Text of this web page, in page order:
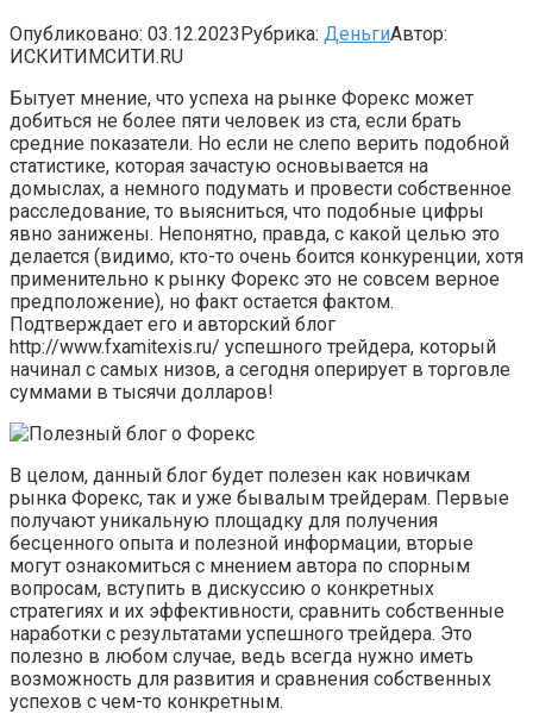
Опубликовано: 03.12.2023Рубрика: ДеньгиАвтор:
ИСКИТИМСИТИ.RU
Бытует мнение, что успеха на рынке Форекс может
добиться не более пяти человек из ста, если брать
средние показатели. Но если не слепо верить подобной
статистике, которая зачастую основывается на
домыслах, а немного подумать и провести собственное
расследование, то выясниться, что подобные цифры
явно занижены. Непонятно, правда, с какой целью это
делается (видимо, кто-то очень боится конкуренции, хотя
применительно к рынку Форекс это не совсем верное
предположение), но факт остается фактом.
Подтверждает его и авторский блог
http://www.fxamitexis.ru/ успешного трейдера, который
начинал с самых низов, а сегодня оперирует в торговле
суммами в тысячи долларов!
В целом, данный блог будет полезен как новичкам
рынка Форекс, так и уже бывалым трейдерам. Первые
получают уникальную площадку для получения
бесценного опыта и полезной информации, вторые
могут ознакомиться с мнением автора по спорным
вопросам, вступить в дискуссию о конкретных
стратегиях и их эффективности, сравнить собственные
наработки с результатами успешного трейдера. Это
полезно в любом случае, ведь всегда нужно иметь
возможность для развития и сравнения собственных
успехов с чем-то конкретным.